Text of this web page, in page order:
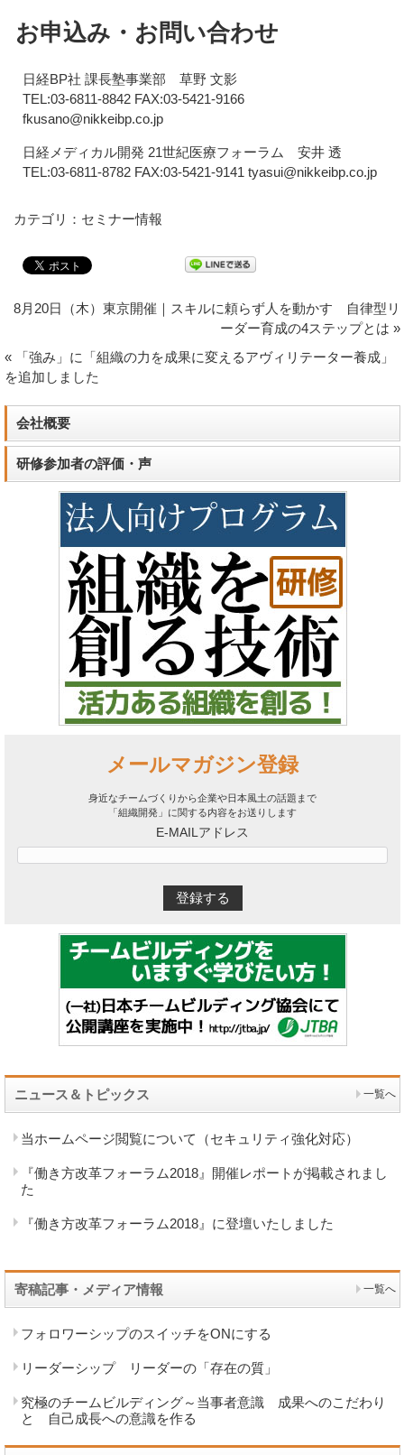
お申込み・お問い合わせ
日経BP社 課長塾事業部 草野 文影
TEL:03-6811-8842 FAX:03-5421-9166
fkusano@nikkeibp.co.jp
日経メディカル開発 21世紀医療フォーラム 安井 透
TEL:03-6811-8782 FAX:03-5421-9141 tyasui@nikkeibp.co.jp
カテゴリ：セミナー情報
8月20日（木）東京開催｜スキルに頼らず人を動かす 自律型リ
ーダー育成の4ステップとは »
«
「強み」に「組織の力を成果に変えるアヴィリテーター養成」
を追加しました
会社概要
研修参加者の評価・声
メールマガジン登録
身近なチームづくりから企業や日本風土の話題まで
「組織開発」に関する内容をお送りします
E-MAILアドレス
ニュース＆トピックス 一覧へ
当ホームページ閲覧について（セキュリティ強化対応）
『働き方改革フォーラム2018』開催レポートが掲載されまし
た
『働き方改革フォーラム2018』に登壇いたしました
寄稿記事・メディア情報 一覧へ
フォロワーシップのスイッチをONにする
リーダーシップ リーダーの「存在の質」
究極のチームビルディング～当事者意識 成果へのこだわり
と 自己成長への意識を作る